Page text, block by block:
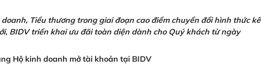
Tiểu thương trong giai đoạn cao điểm chuyển đổi hình thức kê
BIDV triển khai ưu đãi toàn diện dành cho Quý khách từ ngày
Hộ kinh doanh mở tài khoản tại BIDV